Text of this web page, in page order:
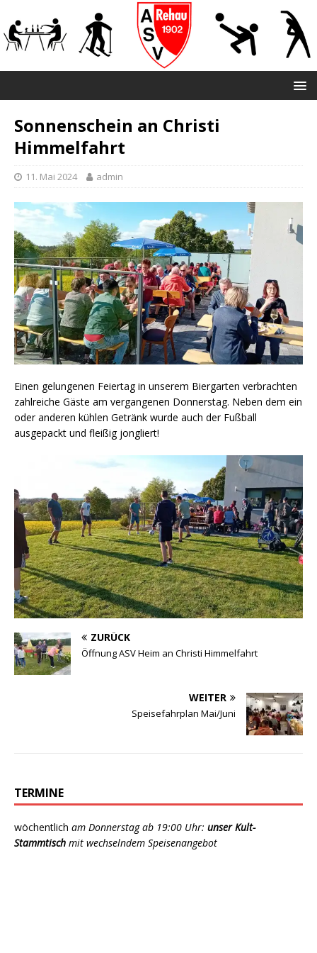
Sonnenschein an Christi
Himmelfahrt
11. Mai 2024 admin
Einen gelungenen Feiertag in unserem Biergarten verbrachten
zahlreiche Gäste am vergangenen Donnerstag. Neben dem ein
oder anderen kühlen Getränk wurde auch der Fußball
ausgepackt und fleißig jongliert!
ZURÜCK
Öffnung ASV Heim an Christi Himmelfahrt
WEITER
Speisefahrplan Mai/Juni
TERMINE
wöchentlich am Donnerstag ab 19:00 Uhr: unser Kult-
Stammtisch mit wechselndem Speisenangebot